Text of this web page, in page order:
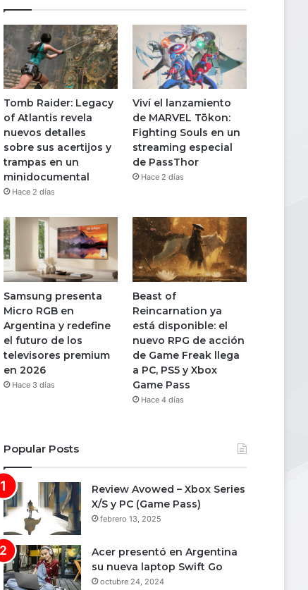
Tomb Raider: Legacy
of Atlantis revela
nuevos detalles
sobre sus acertijos y
trampas en un
minidocumental
Hace 2 días
Viví el lanzamiento
de MARVEL Tōkon:
Fighting Souls en un
streaming especial
de PassThor
Hace 2 días
Samsung presenta
Micro RGB en
Argentina y redefine
el futuro de los
televisores premium
en 2026
Hace 3 días
Beast of
Reincarnation ya
está disponible: el
nuevo RPG de acción
de Game Freak llega
a PC, PS5 y Xbox
Game Pass
Hace 4 días
Popular Posts
Review Avowed – Xbox Series
X/S y PC (Game Pass)
febrero 13, 2025
Acer presentó en Argentina
su nueva laptop Swift Go
octubre 24, 2024